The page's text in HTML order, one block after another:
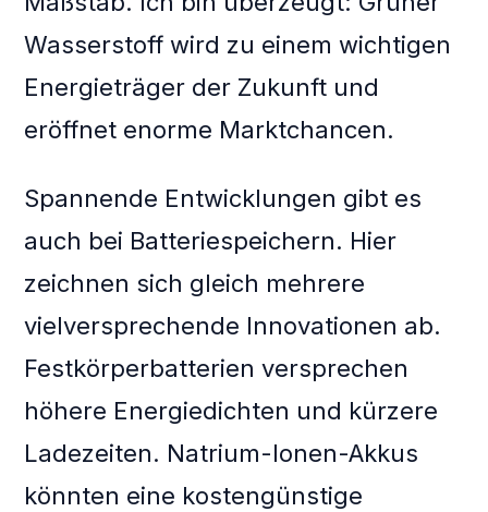
Wasserstoff wird zu einem wichtigen
Energieträger der Zukunft und
eröffnet enorme Marktchancen.
Spannende Entwicklungen gibt es
auch bei Batteriespeichern. Hier
zeichnen sich gleich mehrere
vielversprechende Innovationen ab.
Festkörperbatterien versprechen
höhere Energiedichten und kürzere
Ladezeiten. Natrium-Ionen-Akkus
könnten eine kostengünstige